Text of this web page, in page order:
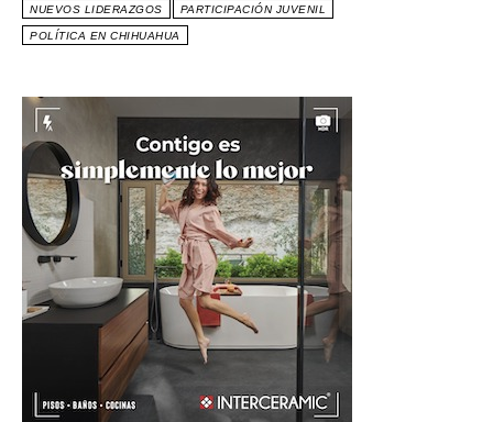
NUEVOS LIDERAZGOS PARTICIPACIÓN JUVENIL
POLÍTICA EN CHIHUAHUA